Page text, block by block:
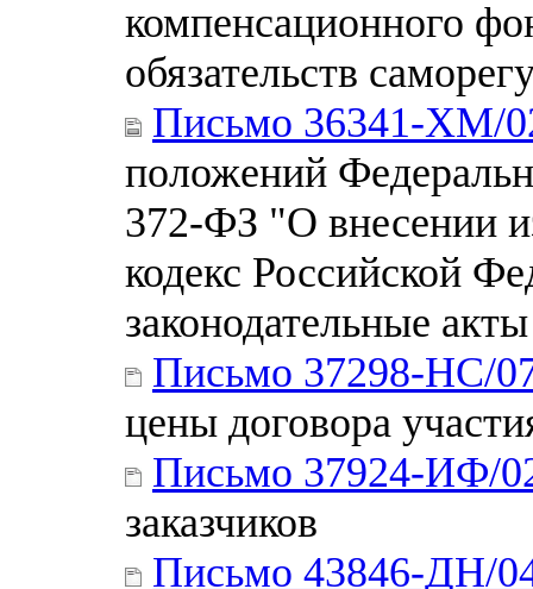
компенсационного
обязательств
Письмо 36341-ХМ/
положений
372-ФЗ "О внесении
кодекс Российской
законодательные
Письмо 37298-НС/
цены договора
Письмо 37924-ИФ/
заказчиков
Письмо 43846-ДН/